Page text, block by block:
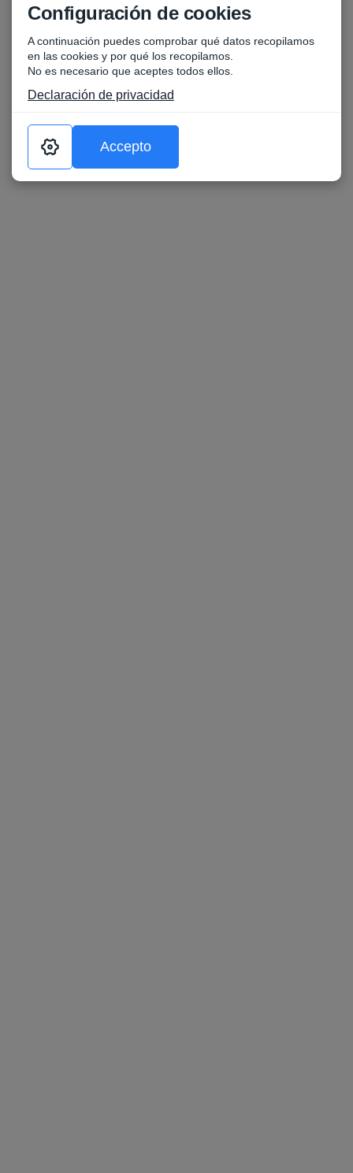
Configuración de cookies
A continuación puedes comprobar qué datos recopilamos
en las cookies y por qué los recopilamos.
No es necesario que aceptes todos ellos.
Declaración de privacidad
Accepto